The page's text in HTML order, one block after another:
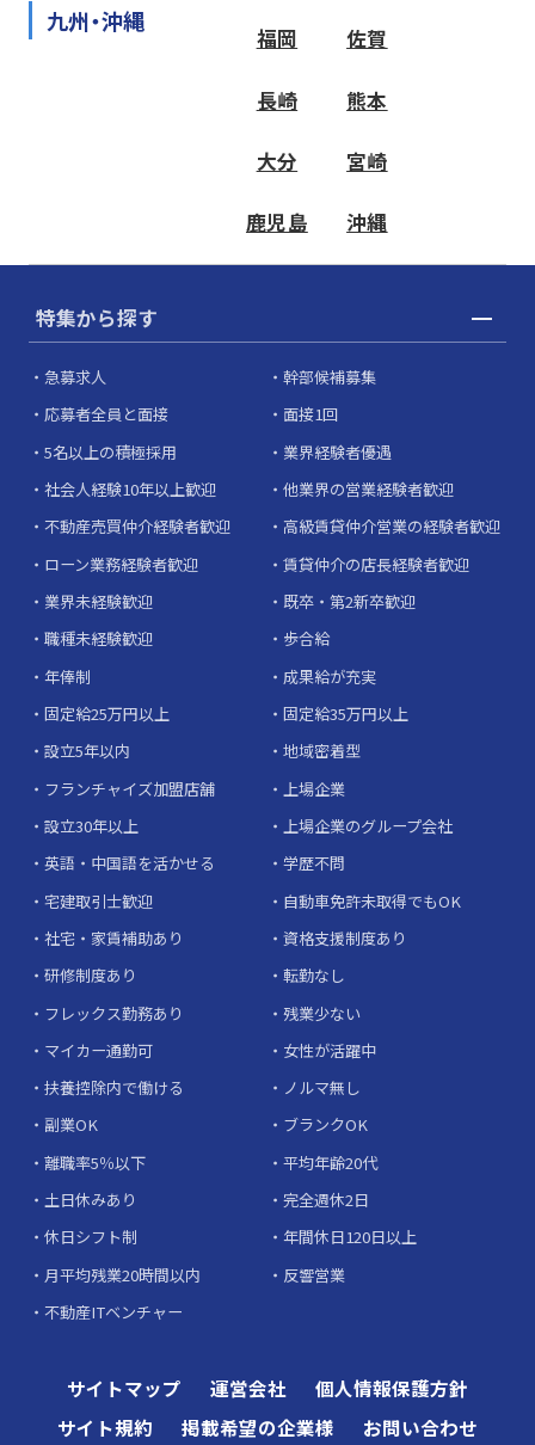
九州・沖縄
福岡 佐賀
長崎 熊本
大分 宮崎
鹿児島 沖縄
特集から探す
急募求人
幹部候補募集
応募者全員と面接
面接1回
5名以上の積極採用
業界経験者優遇
社会人経験10年以上歓迎
他業界の営業経験者歓迎
不動産売買仲介経験者歓迎
高級賃貸仲介営業の経験者歓迎
ローン業務経験者歓迎
賃貸仲介の店長経験者歓迎
業界未経験歓迎
既卒・第2新卒歓迎
職種未経験歓迎
歩合給
年俸制
成果給が充実
固定給25万円以上
固定給35万円以上
設立5年以内
地域密着型
フランチャイズ加盟店舗
上場企業
設立30年以上
上場企業のグループ会社
英語・中国語を活かせる
学歴不問
宅建取引士歓迎
自動車免許未取得でもOK
社宅・家賃補助あり
資格支援制度あり
研修制度あり
転勤なし
フレックス勤務あり
残業少ない
マイカー通勤可
女性が活躍中
扶養控除内で働ける
ノルマ無し
副業OK
ブランクOK
離職率5％以下
平均年齢20代
土日休みあり
完全週休2日
休日シフト制
年間休日120日以上
月平均残業20時間以内
反響営業
不動産ITベンチャー
サイトマップ 運営会社
個人情報保護方針
サイト規約
掲載希望の企業様 お問い合わせ